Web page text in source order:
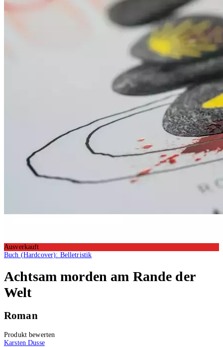
Ausverkauft
Buch (Hardcover): Belletristik
Achtsam morden am Rande der
Welt
Roman
Produkt bewerten
Karsten Dusse